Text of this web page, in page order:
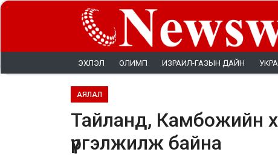
ЭХЛЭЛ ОЛИМП ИЗРАИЛ-ГАЗЫН ДАЙН
АЯЛАЛ
Тайланд, Камбожийн
үргэлжилж байна